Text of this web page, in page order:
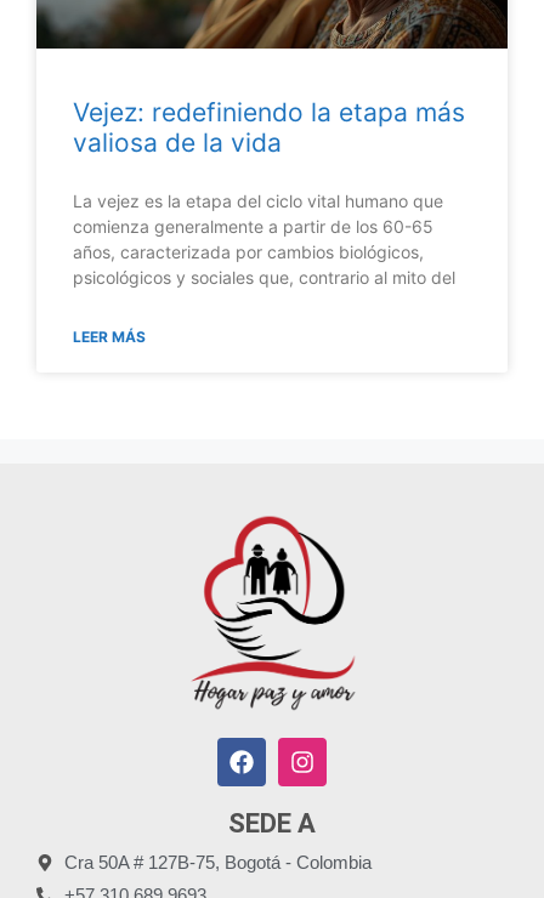
Vejez: redefiniendo la etapa más
valiosa de la vida
La vejez es la etapa del ciclo vital humano que
comienza generalmente a partir de los 60-65
años, caracterizada por cambios biológicos,
psicológicos y sociales que, contrario al mito del
LEER MÁS
SEDE A
Cra 50A # 127B-75, Bogotá - Colombia